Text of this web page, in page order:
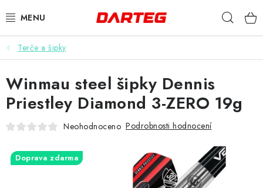
na
ŠIPKY
TERČE
DOPLŇKY K TERČI
Terče a šipky
Winmau steel šipky Dennis
Priestley Diamond 3-ZERO 19g
Neohodnoceno Podrobnosti hodnocení
Doprava zdarma